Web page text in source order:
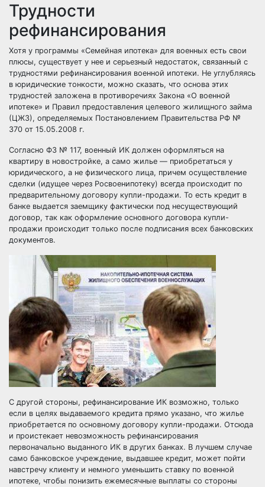
Трудности
рефинансирования
Хотя у программы «Семейная ипотека» для военных есть свои
плюсы, существует у нее и серьезный недостаток, связанный с
трудностями рефинансирования военной ипотеки. Не углубляясь
в юридические тонкости, можно сказать, что основа этих
трудностей заложена в противоречиях Закона «О военной
ипотеке» и Правил предоставления целевого жилищного займа
(ЦЖЗ), определяемых Постановлением Правительства РФ №
370 от 15.05.2008 г.
Согласно ФЗ № 117, военный ИК должен оформляться на
квартиру в новостройке, а само жилье — приобретаться у
юридического, а не физического лица, причем осуществление
сделки (идущее через Росвоенипотеку) всегда происходит по
предварительному договору купли-продажи. То есть кредит в
банке выдается заемщику фактически под несуществующий
договор, так как оформление основного договора купли-
продажи происходит только после подписания всех банковских
документов.
С другой стороны, рефинансирование ИК возможно, только
если в целях выдаваемого кредита прямо указано, что жилье
приобретается по основному договору купли-продажи. Отсюда
и проистекает невозможность рефинансирования
первоначально выданного ИК в других банках. В лучшем случае
само банковское учреждение, выдавшее кредит, может пойти
навстречу клиенту и немного уменьшить ставку по военной
ипотеке, чтобы понизить ежемесячные выплаты со стороны